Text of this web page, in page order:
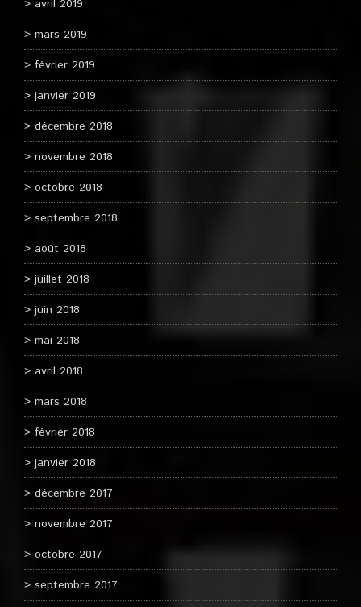
avril 2019
mars 2019
février 2019
janvier 2019
décembre 2018
novembre 2018
octobre 2018
septembre 2018
août 2018
juillet 2018
juin 2018
mai 2018
avril 2018
mars 2018
février 2018
janvier 2018
décembre 2017
novembre 2017
octobre 2017
septembre 2017